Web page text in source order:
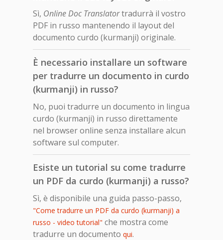
Sì, Online Doc Translatortradurrà il vostro
PDF in russo mantenendo il layout del
documento curdo (kurmanji) originale.
È necessario installare un software
per tradurre un documento in curdo
(kurmanji) in russo?
No, puoi tradurre un documento in lingua
curdo (kurmanji) in russo direttamente
nel browser online senza installare alcun
software sul computer.
Esiste un tutorial su come tradurre
un PDF da curdo (kurmanji) a russo?
Sì, è disponibile una guida passo-passo,
"Come tradurre un PDF da curdo (kurmanji) a
russo - video tutorial" che mostra come
tradurre un documento qui.